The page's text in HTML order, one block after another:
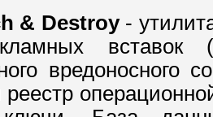
& Destroy-
вставок
вредоносного
реестр